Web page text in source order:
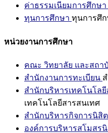
ค่าธรรมเนียมการศึกษา
ทุนการศึกษา ทุนการศึ
หน่วยงานการศึกษา
คณะ วิทยาลัย และสถา
สำนักงานการทะเบียน
สำนักบริหารเทคโนโล
เทคโนโลยีสารสนเทศ
สำนักบริหารกิจการนิสิต
องค์การบริหารสโมสร